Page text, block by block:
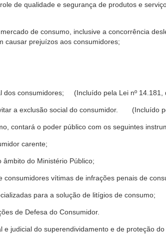
de qualidade e segurança de produtos e
de consumo, inclusive a concorrência
causar prejuízos aos consumidores;
dos consumidores; (Incluído pela Lei nº 14.181,
a exclusão social do consumidor. (Incluído
contará o poder público com os seguintes
carente;
do Ministério Público;
vítimas de infrações penais de
para a solução de litígios de consumo;
de Defesa do Consumidor.
e judicial do superendividamento e de